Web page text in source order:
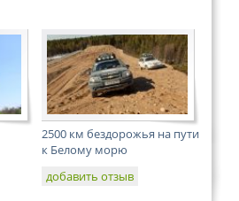
2500 км бездорожья на пути
к Белому морю
добавить отзыв